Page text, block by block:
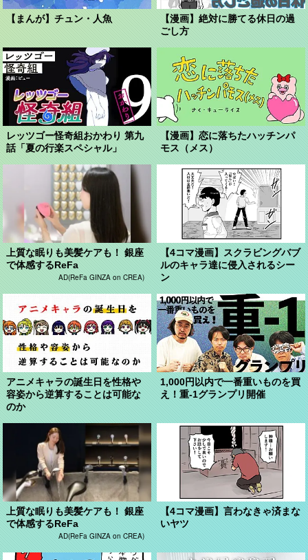
【まんが】チュン・人魚
【漫画】絶対に勝てる休日の過
ごし方
レッツゴー怪奇組おかわり 第九
話「夏の行楽スペシャル」
【漫画】恋に落ちたハッチンパ
モス（メス）
上質な眠りも美髪ケアも！ 銀座
で体感するReFa
AD(ReFa GINZA on CREA)
【4コマ漫画】スクラビングバブ
ルのキャラ達に侵入されるシー
ン
アニメキャラの誕生日を性格や
容姿から逆算することは可能な
のか
1,000円以内で一番重いものを買
え！重-1グランプリ開催
上質な眠りも美髪ケアも！ 銀座
で体感するReFa
AD(ReFa GINZA on CREA)
【4コマ漫画】言わなきゃ済まな
いヤツ